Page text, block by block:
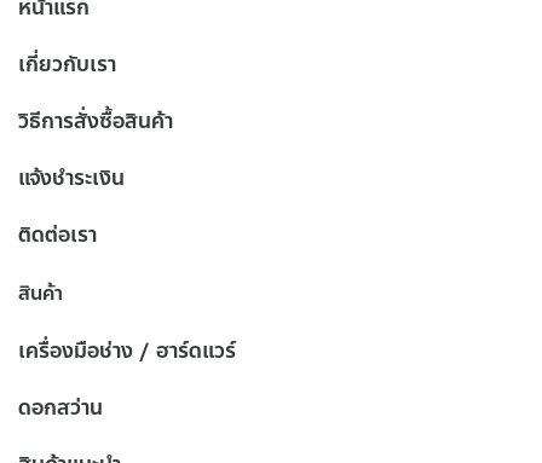
หน้าแรก
เกี่ยวกับเรา
วิธีการสั่งซื้อสินค้า
แจ้งชำระเงิน
ติดต่อเรา
สินค้า
เครื่องมือช่าง / ฮาร์ดแวร์
ดอกสว่าน